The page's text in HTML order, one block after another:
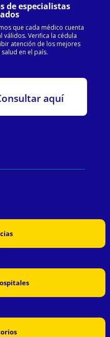
de especialistas
que cada médico cuenta
Verifica la cédula
atención de los mejores
en el país.
aquí